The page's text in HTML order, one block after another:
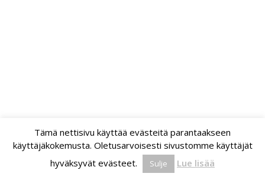
Tämä nettisivu käyttää evästeitä parantaakseen
käyttäjäkokemusta. Oletusarvoisesti sivustomme käyttäjät
hyväksyvät evästeet.
Sulje Lue lisää